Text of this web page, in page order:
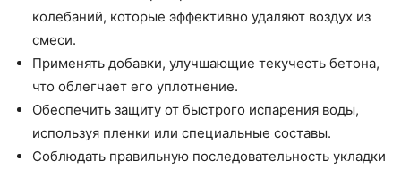
колебаний, которые эффективно удаляют воздух из
смеси.
Применять добавки, улучшающие текучесть бетона,
что облегчает его уплотнение.
Обеспечить защиту от быстрого испарения воды,
используя пленки или специальные составы.
Соблюдать правильную последовательность укладки